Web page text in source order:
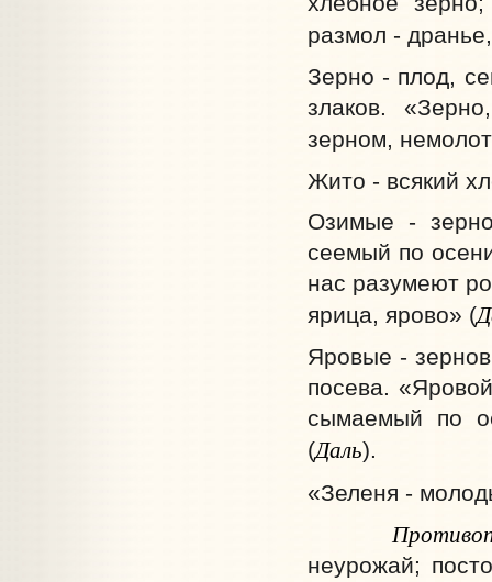
размол -
Зерно - плод,
злаков.
зерном,
Жито - всякий
Озимые -
сеемый по
нас разумеют
ярица, ярово» (
Яровые -
посева.
сымаемый по
(Даль).
«Зеленя -
неурожай;